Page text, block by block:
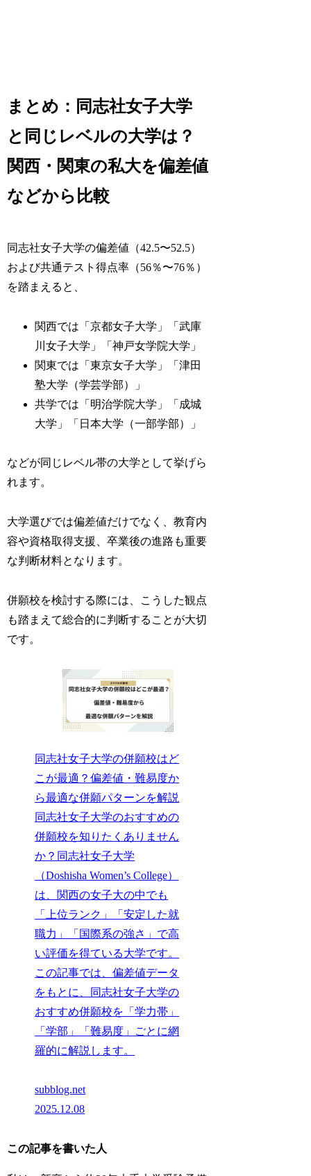
まとめ：同志社女子大学
と同じレベルの大学は？
関西・関東の私大を偏差値
などから比較
同志社女子大学の偏差値（42.5〜52.5）
および共通テスト得点率（56％〜76％）
を踏まえると、
関西では「京都女子大学」「武庫
川女子大学」「神戸女学院大学」
関東では「東京女子大学」「津田
塾大学（学芸学部）」
共学では「明治学院大学」「成城
大学」「日本大学（一部学部）」
などが同じレベル帯の大学として挙げら
れます。
大学選びでは偏差値だけでなく、教育内
容や資格取得支援、卒業後の進路も重要
な判断材料となります。
併願校を検討する際には、こうした観点
も踏まえて総合的に判断することが大切
です。
同志社女子大学の併願校はど
こが最適？偏差値・難易度か
ら最適な併願パターンを解説
同志社女子大学のおすすめの
併願校を知りたくありません
か？同志社女子大学
（Doshisha Women’s College）
は、関西の女子大の中でも
「上位ランク」「安定した就
職力」「国際系の強さ」で高
い評価を得ている大学です。
この記事では、偏差値データ
をもとに、同志社女子大学の
おすすめ併願校を「学力帯」
「学部」「難易度」ごとに網
羅的に解説します。
subblog.net
2025.12.08
この記事を書いた人